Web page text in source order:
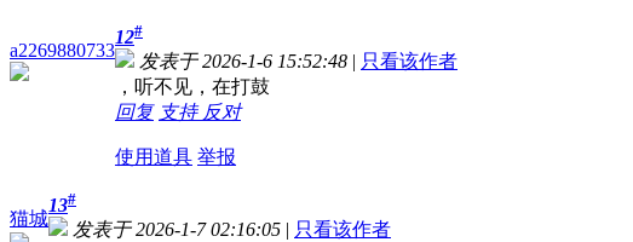
a2269880733
12#
发表于 2026-1-6 15:52:48 | 只看该作者
，听不见，在打鼓
回复 支持 反对
使用道具 举报
猫城
13#
发表于 2026-1-7 02:16:05 | 只看该作者